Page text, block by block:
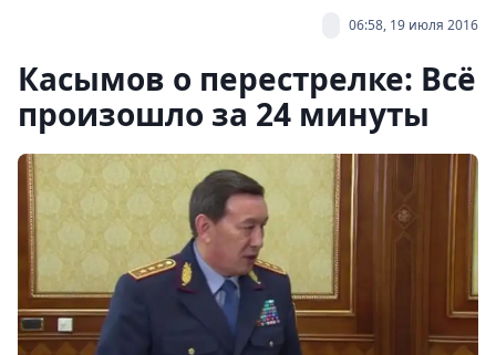
06:58, 19 июля 2016
Касымов о перестрелке: Всё
произошло за 24 минуты